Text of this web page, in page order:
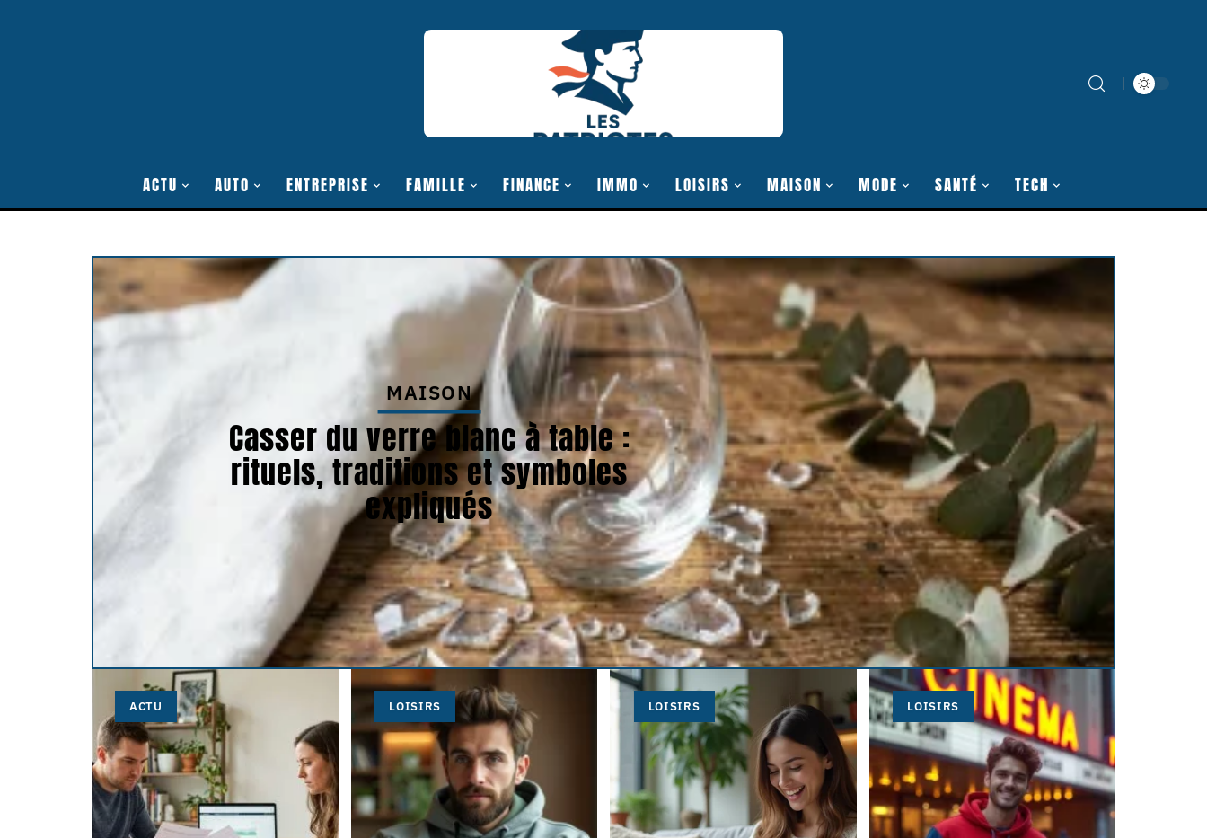
ACTU AUTO ENTREPRISE FAMILLE FINANCE IMMO LOISIRS MAISON MODE SANTÉ TECH
MAISON
Casser du verre blanc à table :
rituels, traditions et symboles
expliqués
ACTU LOISIRS LOISIRS LOISIRS